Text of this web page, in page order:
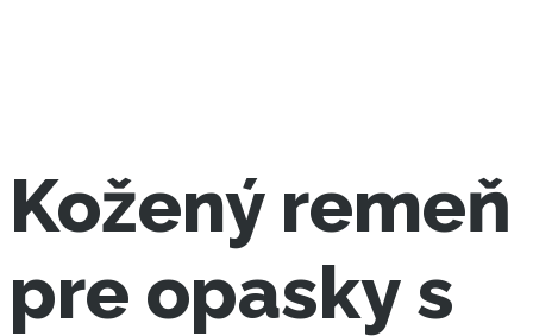
Kožený remeň
pre opasky s